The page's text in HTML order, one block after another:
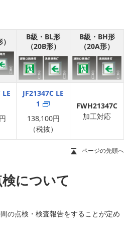
B級・BL形
（20B形）
B級・BH形
（20A形）
LE
JF21347C LE
1
138,100円
（税抜）
FWH21347C
加工対応
ページの先頭へ
について
の点検・検査報告をすることが定め